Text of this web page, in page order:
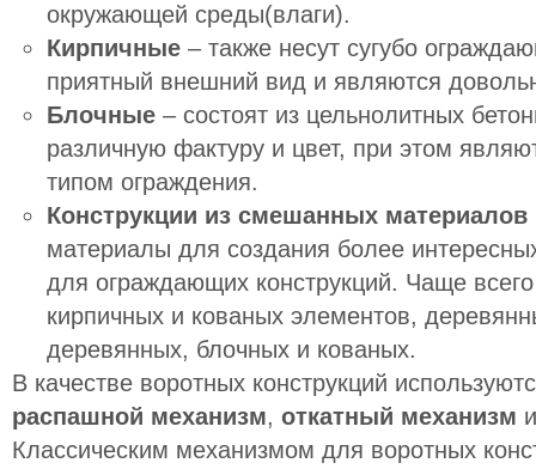
окружающей среды(влаги).
Кирпичные– также несут сугубо
приятный внешний вид и являются
Блочные – состоят из цельнолитных
различную фактуру и цвет, при этом
типом ограждения.
Конструкции из смешанных материалов
материалы для создания более
для ограждающих конструкций. Чаще
кирпичных и кованых элементов,
деревянных, блочных и кованых.
В качестве воротных конструкций
распашной механизм, откатный механизм
Классическим механизмом для воротных